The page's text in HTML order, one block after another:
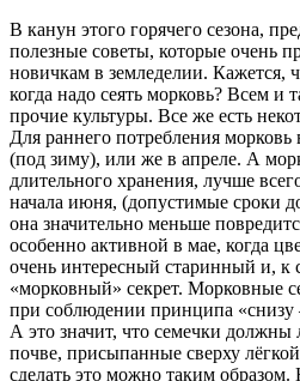
В канун этого горячего сезона,
полезные советы, которые очень
новичкам в земледелии. Кажется,
когда надо сеять морковь? Всем и
прочие культуры. Все же есть
Для раннего потребления
(под зиму), или же в апреле. А
длительного хранения, лучше
начала июня, (допустимые сроки
она значительно меньше
особенно активной в мае, когда
очень интересный старинный и,
«морковный» секрет. Морковные
при соблюдении принципа «снизу
А это значит, что семечки должны
почве, присыпанные сверху
сделать это можно таким образом.